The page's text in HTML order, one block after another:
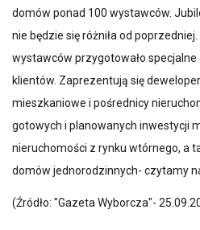
domów ponad 100 wystawców.
nie będzie się różniła od
wystawców przygotowało
klientów. Zaprezentują się
mieszkaniowe i pośrednicy
gotowych i planowanych inwestycji
nieruchomości z rynku wtórnego, a
domów jednorodzinnych- czytamy
(Źródło: "Gazeta Wyborcza"-